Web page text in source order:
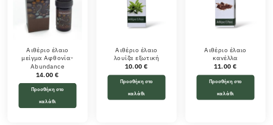
Αιθέριο έλαιο
μείγμα Αφθονία-
Abundance
14.00€
Προσθήκη στο
καλάθι
Αιθέριο έλαιο
λουίζα εξωτική
10.00€
Προσθήκη στο
καλάθι
Αιθέριο έλαιο
κανέλλα
11.00€
Προσθήκη στο
καλάθι